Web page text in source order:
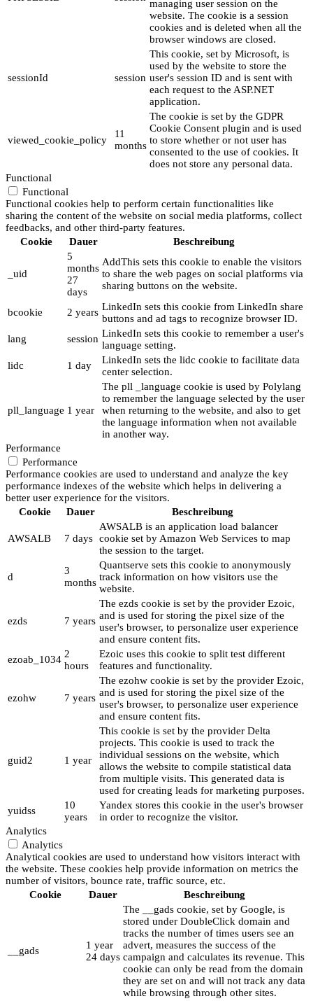
managing user session on the
website. The cookie is a session
cookies and is deleted when all the
browser windows are closed.
sessionId session
This cookie, set by Microsoft, is
used by the website to store the
user's session ID and is sent with
each request to the ASP.NET
application.
viewed_cookie_policy
11
months
The cookie is set by the GDPR
Cookie Consent plugin and is used
to store whether or not user has
consented to the use of cookies. It
does not store any personal data.
Functional
Functional
Functional cookies help to perform certain functionalities like
sharing the content of the website on social media platforms, collect
feedbacks, and other third-party features.
Cookie
Dauer Beschreibung
_uid
5
months
27
days
AddThis sets this cookie to enable the visitors
to share the web pages on social platforms via
sharing buttons on the website.
bcookie 2 years LinkedIn sets this cookie from LinkedIn share
buttons and ad tags to recognize browser ID.
lang
session LinkedIn sets this cookie to remember a user's
language setting.
lidc
1 day
LinkedIn sets the lidc cookie to facilitate data
center selection.
pll_language 1 year
The pll _language cookie is used by Polylang
to remember the language selected by the user
when returning to the website, and also to get
the language information when not available
in another way.
Performance
Performance
Performance cookies are used to understand and analyze the key
performance indexes of the website which helps in delivering a
better user experience for the visitors.
Cookie
Dauer Beschreibung
AWSALB 7 days
AWSALB is an application load balancer
cookie set by Amazon Web Services to map
the session to the target.
d
3
months
Quantserve sets this cookie to anonymously
track information on how visitors use the
website.
ezds 7 years
The ezds cookie is set by the provider Ezoic,
and is used for storing the pixel size of the
user's browser, to personalize user experience
and ensure content fits.
ezoab_1034 2
hours
Ezoic uses this cookie to split test different
features and functionality.
ezohw 7 years
The ezohw cookie is set by the provider Ezoic,
and is used for storing the pixel size of the
user's browser, to personalize user experience
and ensure content fits.
guid2 1 year
This cookie is set by the provider Delta
projects. This cookie is used to track the
individual sessions on the website, which
allows the website to compile statistical data
from multiple visits. This generated data is
used for creating leads for marketing purposes.
yuidss
10
years
Yandex stores this cookie in the user's browser
in order to recognize the visitor.
Analytics
Analytics
Analytical cookies are used to understand how visitors interact with
the website. These cookies help provide information on metrics the
number of visitors, bounce rate, traffic source, etc.
Cookie
Dauer Beschreibung
__gads
1 year
24 days
The __gads cookie, set by Google, is
stored under DoubleClick domain and
tracks the number of times users see an
advert, measures the success of the
campaign and calculates its revenue. This
cookie can only be read from the domain
they are set on and will not track any data
while browsing through other sites.